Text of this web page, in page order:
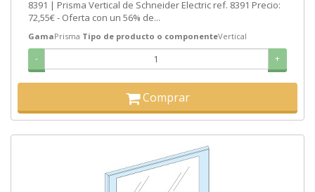
8391 | Prisma Vertical de Schneider Electric ref. 8391 Precio:
72,55€ - Oferta con un 56% de...
GamaPrisma Tipo de producto o componenteVertical
- +
Comprar